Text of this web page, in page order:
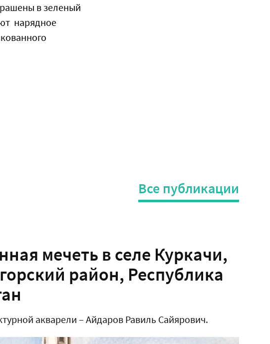
в зеленый
нарядное
Все публикации
мечеть в селе Куркачи,
район, Республика
акварели – Айдаров Равиль Сайярович.